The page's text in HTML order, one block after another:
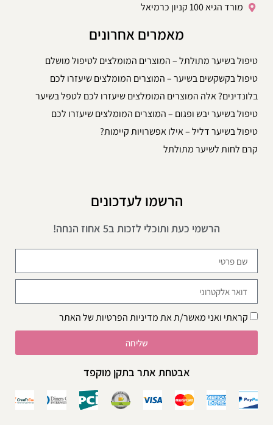
מורד הגיא 100 קניון כרמיאל
מאמרים אחרונים
טיפול בשיער מתולתל – המוצרים המומלצים לטיפול מושלם
טיפול בקשקשים בשיער – המוצרים המומלצים שיעזרו לכם
בלונדינים? אלה המוצרים המומלצים שיעזרו לכם לטפל בשיער
טיפול בשיער יבש ופגום – המוצרים המומלצים שיעזרו לכם
טיפול בשיער דליל – אילו אפשרויות קיימות?
קרם לחות לשיער מתולתל
הרשמו לעדכונים
הרשמי כעת ותוכלי לזכות ב5 אחוז הנחה!
קראתי ואני מאשר/ת אתמדיניות הפרטיותשל האתר
שליחה
אבטחת אתר בתקן מוקפד